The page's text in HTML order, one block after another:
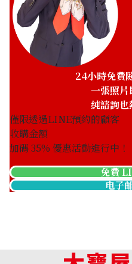
24小時免費
一張照片
純諮詢也
僅限透過LINE預約的顧客
收購金額
加碼35% 優惠活動進行中！
免費
电子